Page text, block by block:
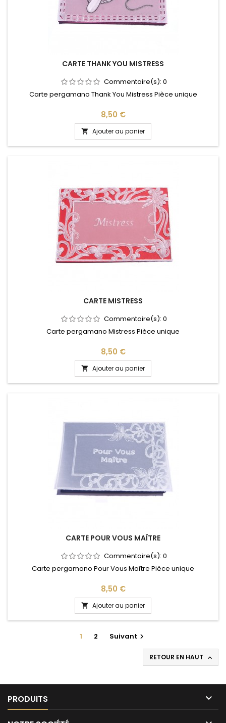
CARTE THANK YOU MISTRESS
Commentaire(s): 0
Carte pergamano Thank You Mistress Pièce unique
Prix
8,50 €
 Ajouter au panier
CARTE MISTRESS
Commentaire(s): 0
Carte pergamano Mistress Pièce unique
Prix
8,50 €
 Ajouter au panier
CARTE POUR VOUS MAÎTRE
Commentaire(s): 0
Carte pergamano Pour Vous Maître Pièce unique
Prix
8,50 €
 Ajouter au panier
1 2 Suivant 
RETOUR EN HAUT 
PRODUITS 